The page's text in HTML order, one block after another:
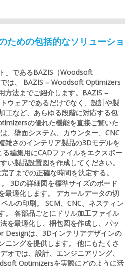
めの包括的なソリューショ
」であるBAZIS（Woodsoft
は、 BAZIS – Woodsoft Optimizers
方法までご紹介します。BAZIS –
ウェアであるだけでなく、設計や製
工など、あらゆる段階に対応する包
の優れた機能を直接ご覧いた
、壁面システム、カウンター、CNC
雑さのインテリア製品の3Dモデルを
編集用にCADファイルをエクスポー
い製品設置図を作成してください。
了までの正確な時間を決定する。
3Dの詳細図を標準サイズのボード
最適化します。 デカールデータの切
ルの印刷。 SCM、CNC、ネスティン
。 各部品ごとにドリル加工ファイル
を最適化し、梱包図を作成し、パッ
Designは、3Dインテリアデザインの
ニングを提供します。 他にもたくさ
オでは、設計、エンジニアリング、
Optimizersを実際にどのように活